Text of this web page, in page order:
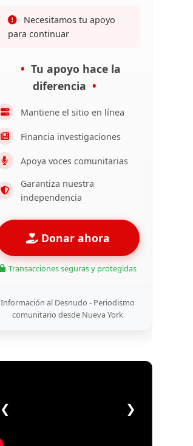
Necesitamos tu apoyo
para continuar
Tu apoyo hace la
diferencia
Mantiene el sitio en línea
Financia investigaciones
Apoya voces comunitarias
Garantiza nuestra
independencia
Donar ahora
Transacciones seguras y protegidas
Información al Desnudo - Periodismo
comunitario desde Nueva York
❮ ❯